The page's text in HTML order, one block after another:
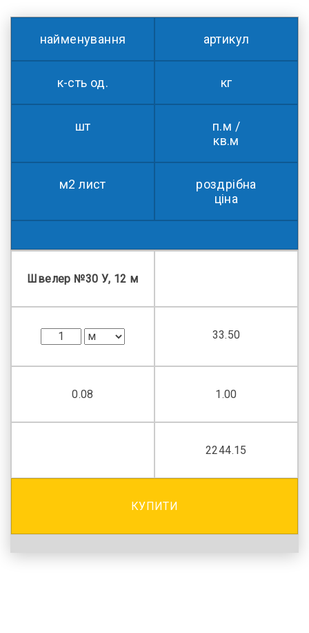
найменування артикул
к-сть од. кг
шт
п.м /
кв.м
м2 лист
роздрібна
ціна
Швелер №30 У, 12 м
33.50
0.08 1.00
2244.15
КУПИТИ